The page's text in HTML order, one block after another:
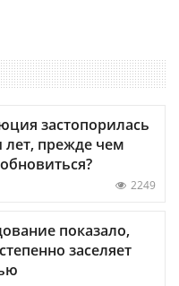
застопорилась
прежде чем
2249
показало,
заселяет